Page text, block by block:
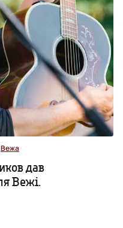
Вежа
дав
Вежі.